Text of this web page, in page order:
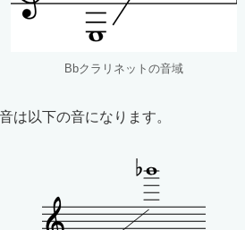
Bbクラリネットの音域
は以下の音になります。